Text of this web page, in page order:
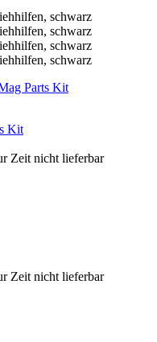
Kit
Zeit nicht lieferbar
Zeit nicht lieferbar